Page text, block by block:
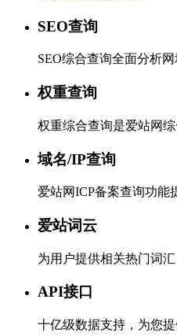
SEO查询
SEO综合查询全面分析
权重查询
权重综合查询是爱站网
域名/IP查询
爱站网ICP备案查询功能
爱站词云
为用户提供相关热门词
API接口
十亿级数据支持，为您